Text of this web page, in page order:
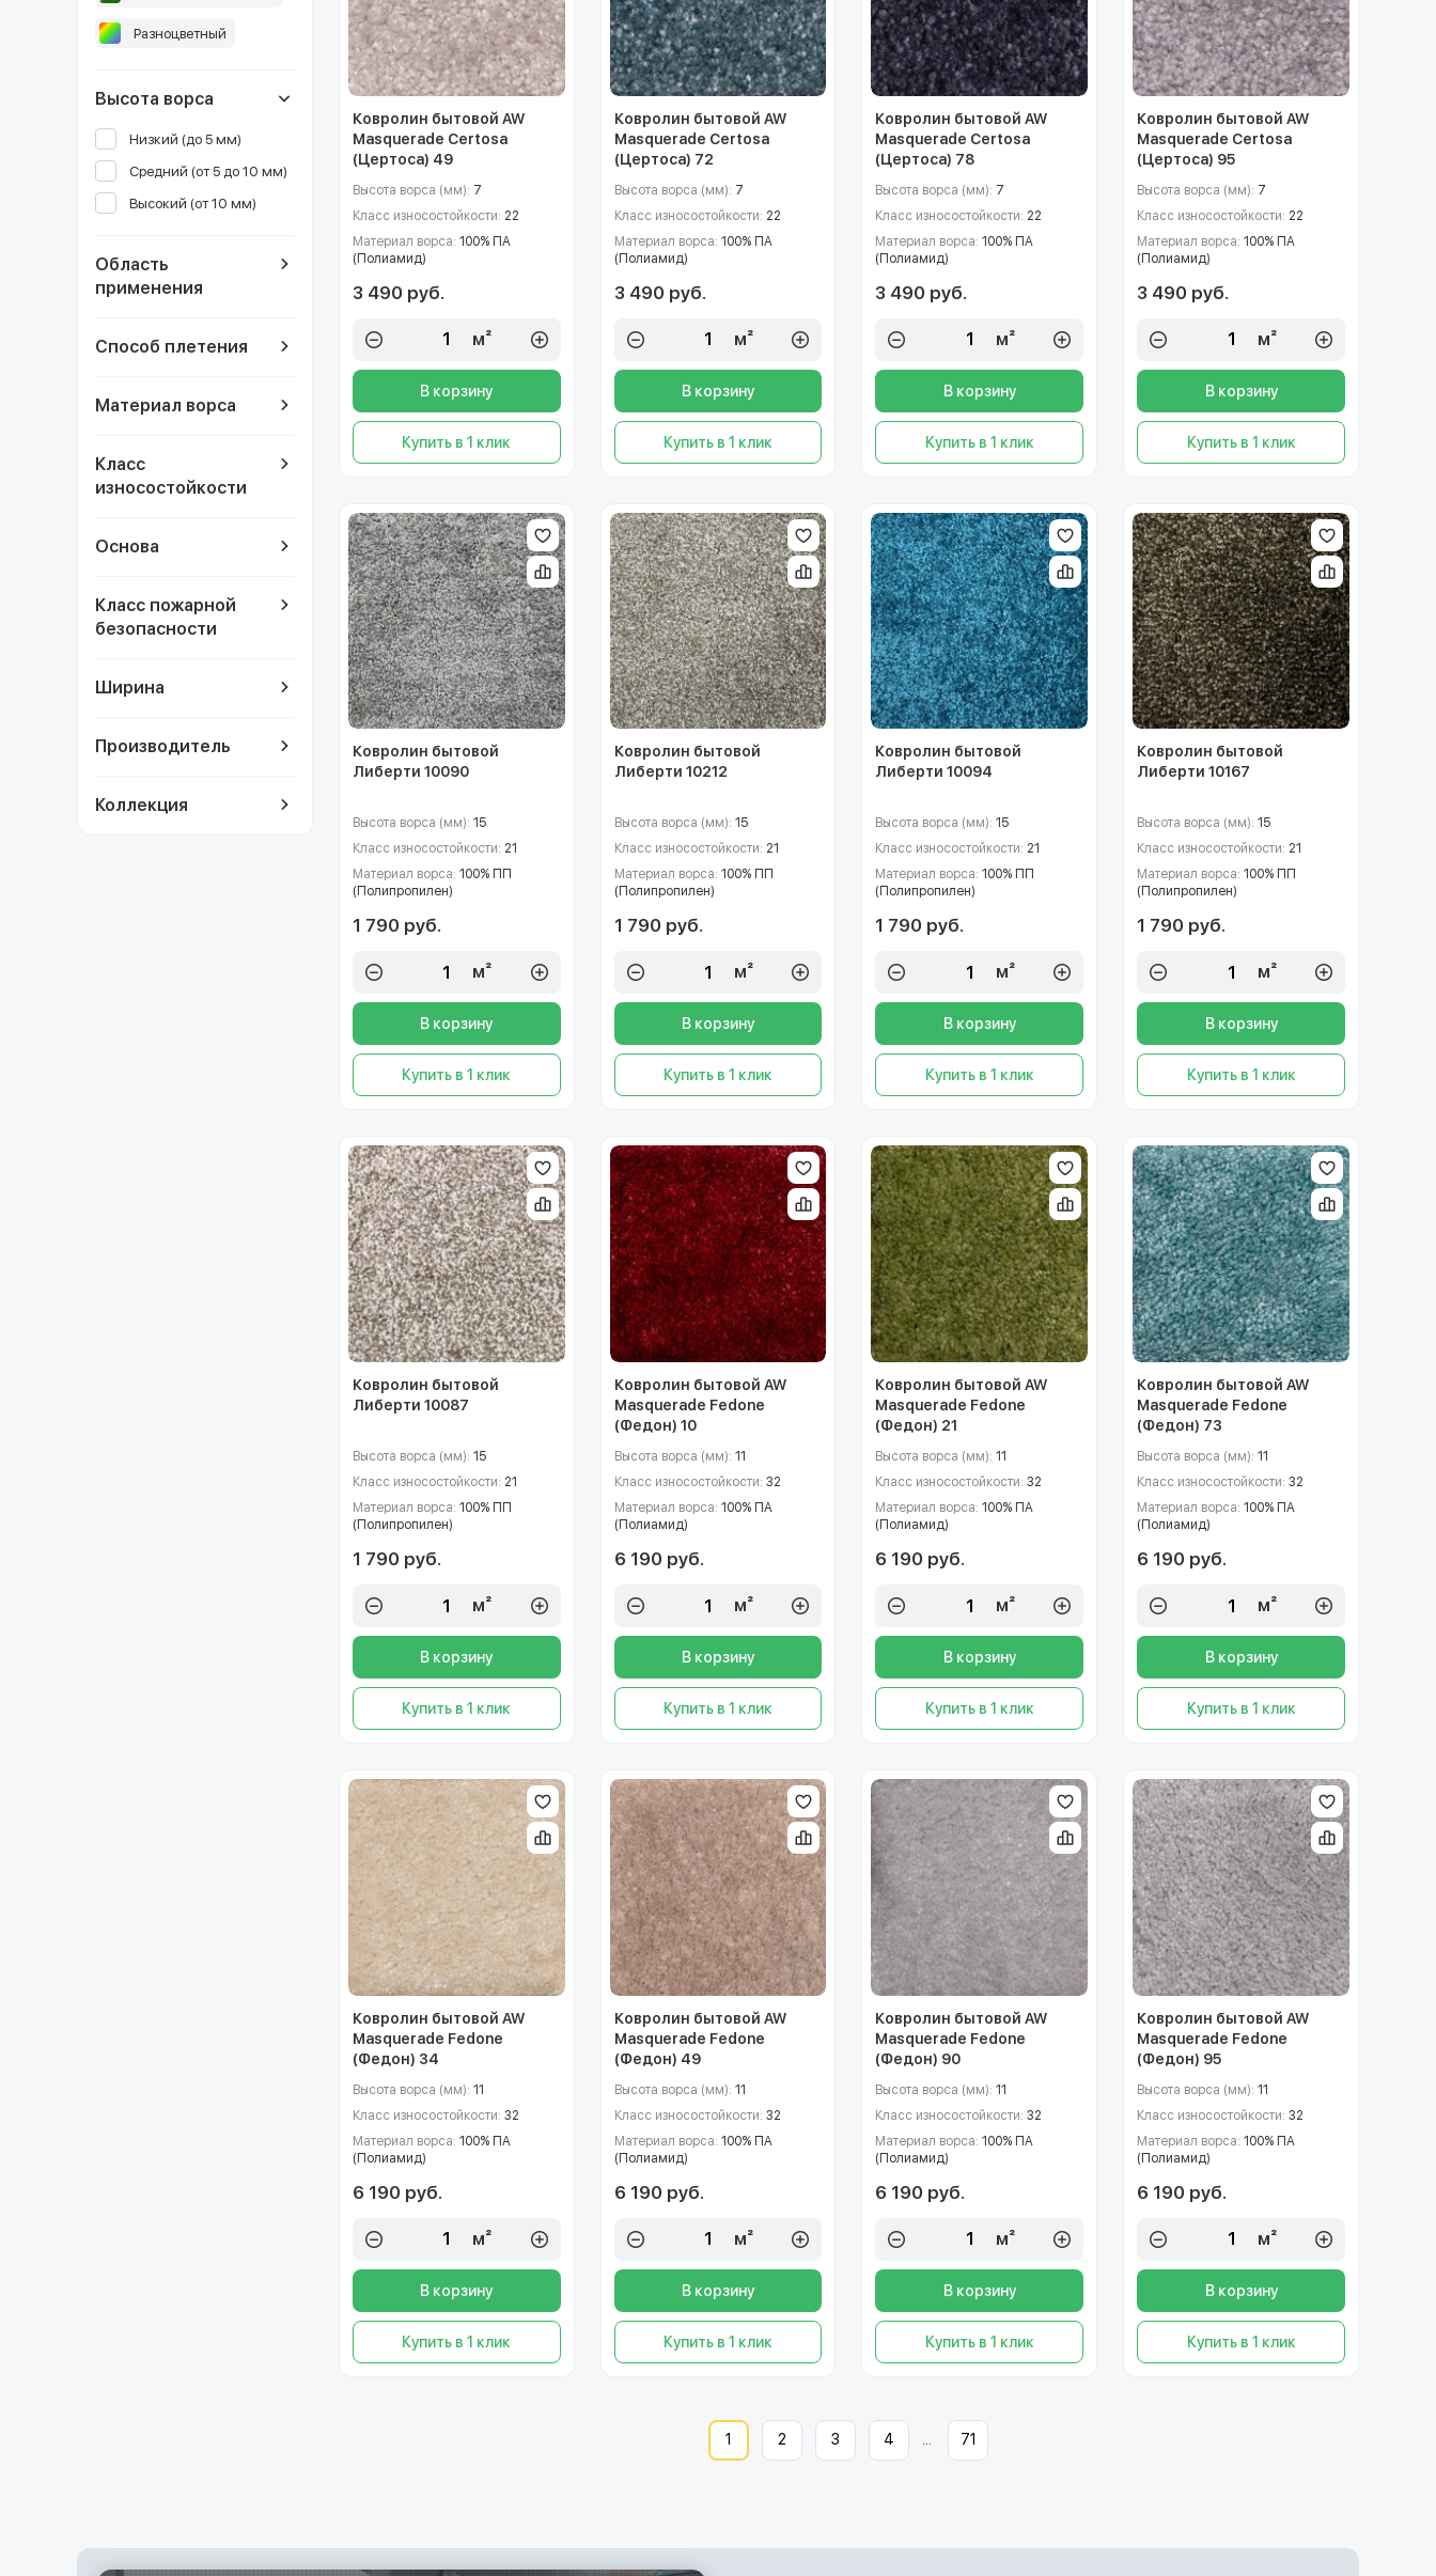
Разноцветный
Высота ворса
Низкий (до 5 мм)
Средний (от 5 до 10 мм)
Высокий (от 10 мм)
Область
применения
Способ плетения
Материал ворса
Класс
износостойкости
Основа
Класс пожарной
безопасности
Ширина
Производитель
Коллекция
Ковролин бытовой AW
Masquerade Certosa
(Цертоса) 49
Высота ворса (мм): 7
Класс износостойкости: 22
Материал ворса: 100% ПА
(Полиамид)
3 490 руб.
м²
В корзину
Купить в 1 клик
Ковролин бытовой AW
Masquerade Certosa
(Цертоса) 72
Высота ворса (мм): 7
Класс износостойкости: 22
Материал ворса: 100% ПА
(Полиамид)
3 490 руб.
м²
В корзину
Купить в 1 клик
Ковролин бытовой AW
Masquerade Certosa
(Цертоса) 78
Высота ворса (мм): 7
Класс износостойкости: 22
Материал ворса:100% ПА
(Полиамид)
3 490 руб.
м²
В корзину
Купить в 1 клик
Ковролин бытовой AW
Masquerade Certosa
(Цертоса) 95
Высота ворса (мм): 7
Класс износостойкости: 22
Материал ворса:100% ПА
(Полиамид)
3 490 руб.
м²
В корзину
Купить в 1 клик
Ковролин бытовой
Либерти 10090
Высота ворса (мм): 15
Класс износостойкости: 21
Материал ворса: 100% ПП
(Полипропилен)
1 790 руб.
м²
В корзину
Купить в 1 клик
Ковролин бытовой
Либерти 10212
Высота ворса (мм): 15
Класс износостойкости: 21
Материал ворса: 100% ПП
(Полипропилен)
1 790 руб.
м²
В корзину
Купить в 1 клик
Ковролин бытовой
Либерти 10094
Высота ворса (мм):15
Класс износостойкости: 21
Материал ворса:100% ПП
(Полипропилен)
1 790 руб.
м²
В корзину
Купить в 1 клик
Ковролин бытовой
Либерти 10167
Высота ворса (мм):15
Класс износостойкости: 21
Материал ворса:100% ПП
(Полипропилен)
1 790 руб.
м²
В корзину
Купить в 1 клик
Ковролин бытовой
Либерти 10087
Высота ворса (мм): 15
Класс износостойкости: 21
Материал ворса: 100% ПП
(Полипропилен)
1 790 руб.
м²
В корзину
Купить в 1 клик
Ковролин бытовой AW
Masquerade Fedone
(Федон) 10
Высота ворса (мм): 11
Класс износостойкости: 32
Материал ворса: 100% ПА
(Полиамид)
6 190 руб.
м²
В корзину
Купить в 1 клик
Ковролин бытовой AW
Masquerade Fedone
(Федон) 21
Высота ворса (мм):11
Класс износостойкости:32
Материал ворса:100% ПА
(Полиамид)
6 190 руб.
м²
В корзину
Купить в 1 клик
Ковролин бытовой AW
Masquerade Fedone
(Федон) 73
Высота ворса (мм):11
Класс износостойкости:32
Материал ворса:100% ПА
(Полиамид)
6 190 руб.
м²
В корзину
Купить в 1 клик
Ковролин бытовой AW
Masquerade Fedone
(Федон) 34
Высота ворса (мм): 11
Класс износостойкости: 32
Материал ворса: 100% ПА
(Полиамид)
6 190 руб.
м²
В корзину
Купить в 1 клик
Ковролин бытовой AW
Masquerade Fedone
(Федон) 49
Высота ворса (мм): 11
Класс износостойкости: 32
Материал ворса: 100% ПА
(Полиамид)
6 190 руб.
м²
В корзину
Купить в 1 клик
Ковролин бытовой AW
Masquerade Fedone
(Федон) 90
Высота ворса (мм):11
Класс износостойкости:32
Материал ворса:100% ПА
(Полиамид)
6 190 руб.
м²
В корзину
Купить в 1 клик
Ковролин бытовой AW
Masquerade Fedone
(Федон) 95
Высота ворса (мм):11
Класс износостойкости:32
Материал ворса:100% ПА
(Полиамид)
6 190 руб.
м²
В корзину
Купить в 1 клик
1 2 3 4 ... 71